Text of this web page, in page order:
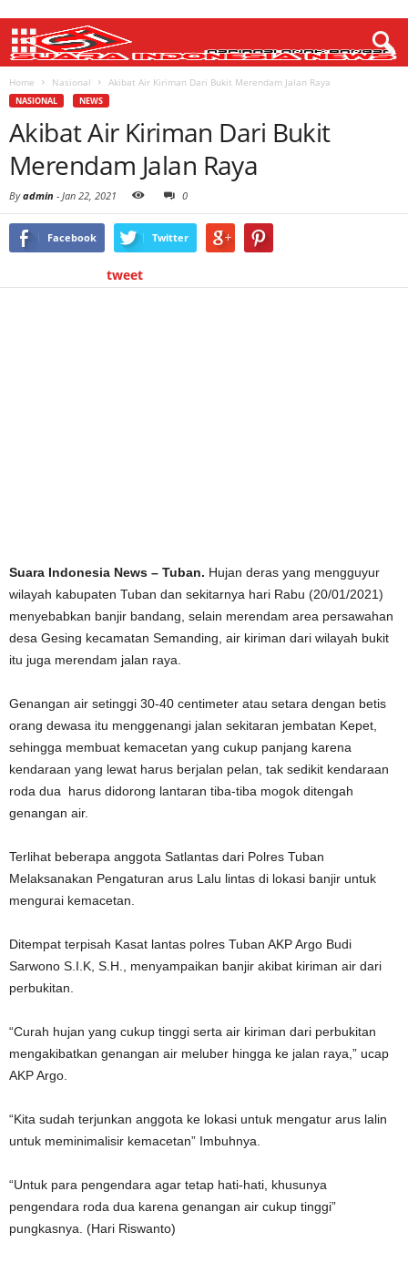
Home Nasional Akibat Air Kiriman Dari Bukit Merendam Jalan Raya
NASIONAL NEWS
Akibat Air Kiriman Dari Bukit
Merendam Jalan Raya
Byadmin - Jan 22, 2021 0
Facebook Twitter
tweet
Suara Indonesia News – Tuban. Hujan deras yang mengguyur
wilayah kabupaten Tuban dan sekitarnya hari Rabu (20/01/2021)
menyebabkan banjir bandang, selain merendam area persawahan
desa Gesing kecamatan Semanding, air kiriman dari wilayah bukit
itu juga merendam jalan raya.
Genangan air setinggi 30-40 centimeter atau setara dengan betis
orang dewasa itu menggenangi jalan sekitaran jembatan Kepet,
sehingga membuat kemacetan yang cukup panjang karena
kendaraan yang lewat harus berjalan pelan, tak sedikit kendaraan
roda dua harus didorong lantaran tiba-tiba mogok ditengah
genangan air.
Terlihat beberapa anggota Satlantas dari Polres Tuban
Melaksanakan Pengaturan arus Lalu lintas di lokasi banjir untuk
mengurai kemacetan.
Ditempat terpisah Kasat lantas polres Tuban AKP Argo Budi
Sarwono S.I.K, S.H., menyampaikan banjir akibat kiriman air dari
perbukitan.
“Curah hujan yang cukup tinggi serta air kiriman dari perbukitan
mengakibatkan genangan air meluber hingga ke jalan raya,” ucap
AKP Argo.
“Kita sudah terjunkan anggota ke lokasi untuk mengatur arus lalin
untuk meminimalisir kemacetan” Imbuhnya.
“Untuk para pengendara agar tetap hati-hati, khusunya
pengendara roda dua karena genangan air cukup tinggi”
pungkasnya. (Hari Riswanto)